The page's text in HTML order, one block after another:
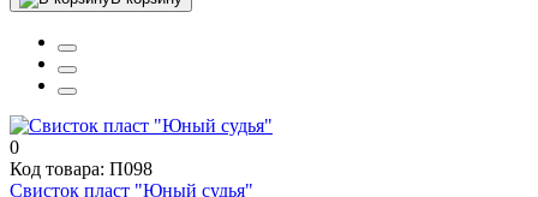
0
Код товара: П098
Свисток пласт "Юный судья"